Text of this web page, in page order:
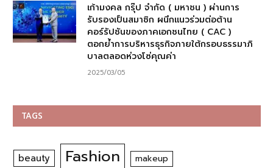
เก้ามงคล กรุ๊ป จำกัด ( มหาชน ) ผ่านการ
รับรองเป็นสมาชิก ผนึกแนวร่วมต่อต้าน
คอร์รัปชันของภาคเอกชนไทย ( CAC )
ตอกย้ำการบริหารธุรกิจภายใต้กรอบธรรมาภิ
บาลตลอดห่วงโซ่คุณค่า
2025/03/05
TAGS
beauty Fashion makeup